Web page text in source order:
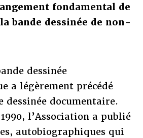
fondamental de
bande dessinée de non-
dessinée
a légèrement précédé
dessinée documentaire.
l’Association a publié
autobiographiques qui